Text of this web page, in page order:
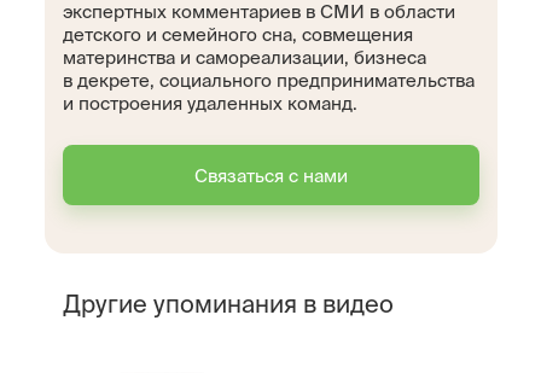
экспертных комментариев в СМИ в области
детского и семейного сна, совмещения
материнства и самореализации, бизнеса
в декрете, социального предпринимательства
и построения удаленных команд.
Связаться с нами
Другие упоминания в видео